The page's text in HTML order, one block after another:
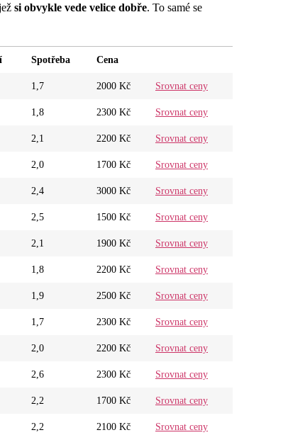
si obvykle vede velice dobře. To samé se
Spotřeba Cena
1,7 2000 Kč Srovnat ceny
1,8 2300 Kč Srovnat ceny
2,1 2200 Kč Srovnat ceny
2,0 1700 Kč Srovnat ceny
2,4 3000 Kč Srovnat ceny
2,5 1500 Kč Srovnat ceny
2,1 1900 Kč Srovnat ceny
1,8 2200 Kč Srovnat ceny
1,9 2500 Kč Srovnat ceny
1,7 2300 Kč Srovnat ceny
2,0 2200 Kč Srovnat ceny
2,6 2300 Kč Srovnat ceny
2,2 1700 Kč Srovnat ceny
2,2 2100 Kč Srovnat ceny